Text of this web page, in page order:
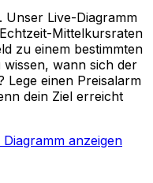
Unser Live-Diagramm
Mittelkursraten
zu einem bestimmten
wann sich der
Lege einen Preisalarm
dein Ziel erreicht
Diagramm anzeigen